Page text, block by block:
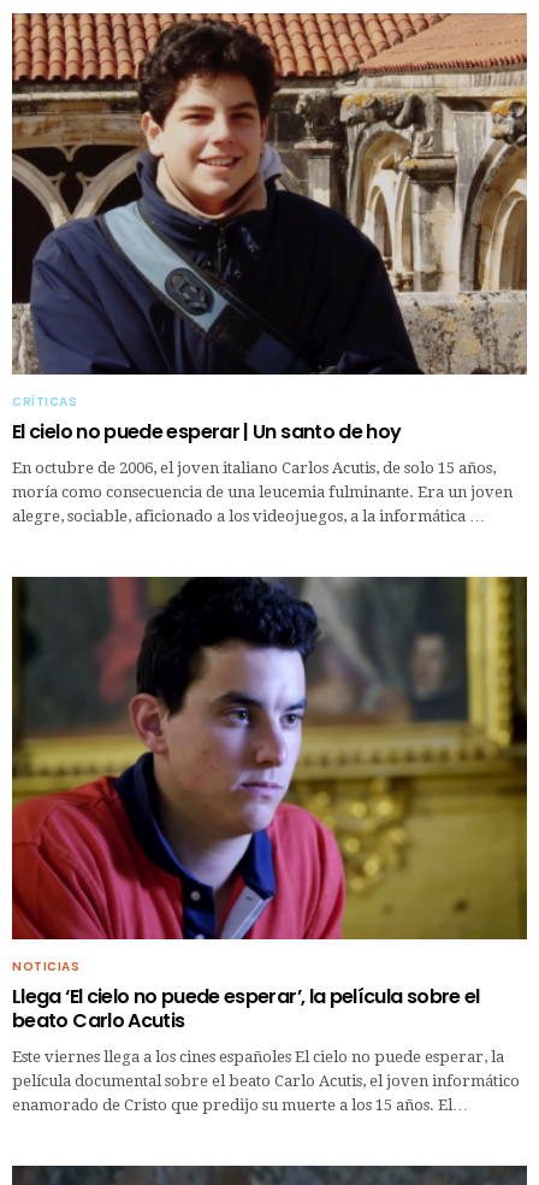
CRÍTICAS
El cielo no puede esperar | Un santo de hoy
En octubre de 2006, el joven italiano Carlos Acutis, de solo 15 años,
moría como consecuencia de una leucemia fulminante. Era un joven
alegre, sociable, aficionado a los videojuegos, a la informática …
NOTICIAS
Llega ‘El cielo no puede esperar’, la película sobre el
beato Carlo Acutis
Este viernes llega a los cines españoles El cielo no puede esperar, la
película documental sobre el beato Carlo Acutis, el joven informático
enamorado de Cristo que predijo su muerte a los 15 años. El…